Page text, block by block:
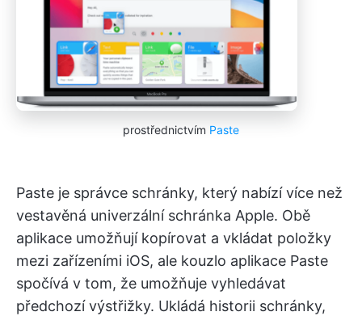
prostřednictvím Paste
Paste je správce schránky, který nabízí více než
vestavěná univerzální schránka Apple. Obě
aplikace umožňují kopírovat a vkládat položky
mezi zařízeními iOS, ale kouzlo aplikace Paste
spočívá v tom, že umožňuje vyhledávat
předchozí výstřižky. Ukládá historii schránky,